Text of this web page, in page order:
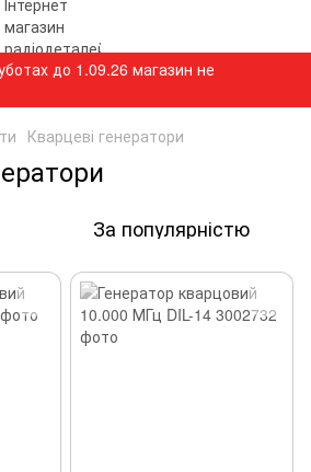
до 1.09.26 магазин не
Кварцеві генератори
За популярністю